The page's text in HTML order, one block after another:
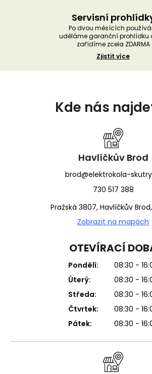
Servisní
Po dvou měsících
uděláme garanční prohlídku
zařídíme zcela ZDARMA
Zjistit více
Kde nás
Havlíčkův Brod
brod@elektrokola-
730 517 388
Pražská 3807, Havlíčkův
Zobrazit na mapách
OTEVÍRACÍ
Pondělí:
08:30 -
Úterý:
08:30 -
Středa:
08:30 -
Čtvrtek:
08:30 -
Pátek:
08:30 -